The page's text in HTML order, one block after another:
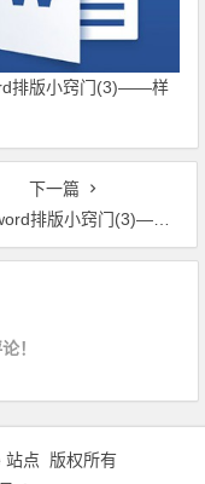
排版小窍门(3)——样
下一篇
排版小窍门(3)——样式修改
！
站点 版权所有